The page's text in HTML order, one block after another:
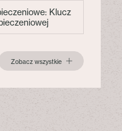
Klucz
Zobacz wszystkie